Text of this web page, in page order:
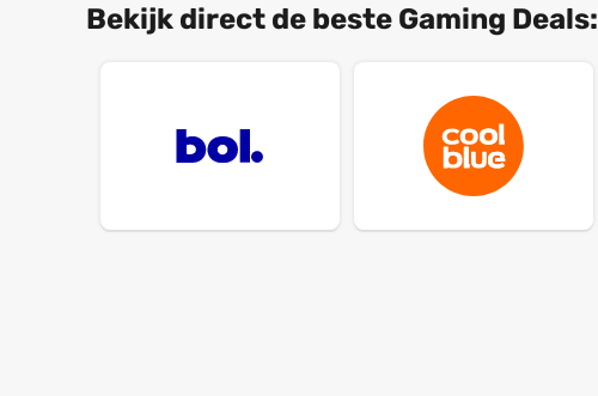
Bekijk direct de beste Gaming Deals: